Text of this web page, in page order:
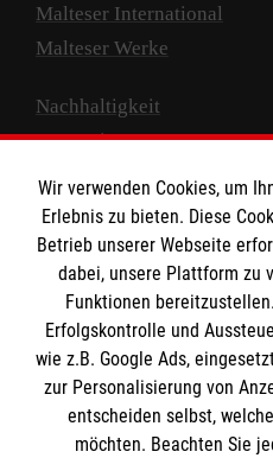
Malteser International
Malteser Werke
Nachhaltigkeit
Prävention
Compliance
Transparenz
Spenden und Helfen
Spendenkonto
Empfänger: Malteser
IBAN: DE10 3706 0120
BIC: GENODED 1PA7
Wir verwenden Cookies, um
Erlebnis zu bieten. Diese
Betrieb unserer Webseite
dabei, unsere Plattform zu
Funktionen
Erfolgskontrolle und
wie z.B. Google Ads,
zur Personalisierung von
entscheiden selbst,
möchten. Beachten Sie